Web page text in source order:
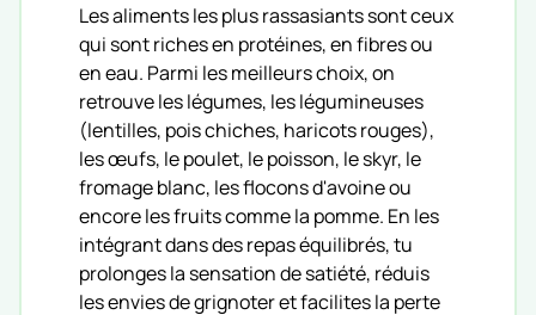
Les aliments les plus rassasiants sont ceux
qui sont riches en protéines, en fibres ou
en eau. Parmi les meilleurs choix, on
retrouve les légumes, les légumineuses
(lentilles, pois chiches, haricots rouges),
les œufs, le poulet, le poisson, le skyr, le
fromage blanc, les flocons d'avoine ou
encore les fruits comme la pomme. En les
intégrant dans des repas équilibrés, tu
prolonges la sensation de satiété, réduis
les envies de grignoter et facilites la perte